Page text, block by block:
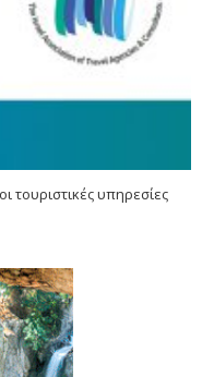
τουριστικές υπηρεσίες